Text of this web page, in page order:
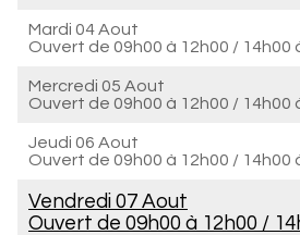
Mardi 04 Aout
Ouvert de 09h00 à 12h00 / 14h00
Mercredi 05 Aout
Ouvert de 09h00 à 12h00 / 14h00
Jeudi 06 Aout
Ouvert de 09h00 à 12h00 / 14h00
Vendredi 07 Aout
Ouvert de 09h00 à 12h00 /